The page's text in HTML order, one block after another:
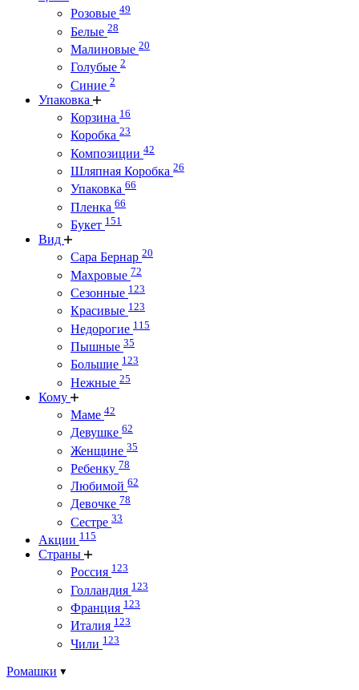
Розовые 49
Белые 28
Малиновые 20
Голубые 2
Синие 2
Упаковка
Корзина 16
Коробка 23
Композиции 42
Шляпная Коробка 26
Упаковка 66
Пленка 66
Букет 151
Вид
Сара Бернар 20
Махровые 72
Сезонные 123
Красивые 123
Недорогие 115
Пышные 35
Большие 123
Нежные 25
Кому
Маме 42
Девушке 62
Женщине 35
Ребенку 78
Любимой 62
Девочке 78
Сестре 33
Акции 115
Страны
Россия 123
Голландия 123
Франция 123
Италия 123
Чили 123
Ромашки